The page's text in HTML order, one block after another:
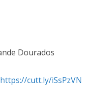
Dourados
cutt.ly/iSsPzVN